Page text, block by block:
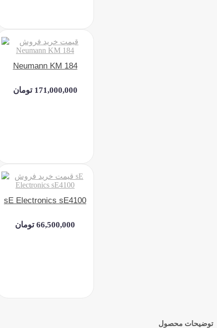
Neumann KM 184
171,000,000 تومان
sE Electronics sE4100
66,500,000 تومان
توضیحات محصول